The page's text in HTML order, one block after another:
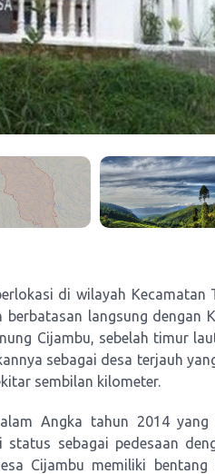
di wilayah Kecamatan
langsung dengan
Cijambu, sebelah timur
sebagai desa terjauh
sembilan kilometer.
Angka tahun 2014 yang
status sebagai pedesaan
Cijambu memiliki bentang